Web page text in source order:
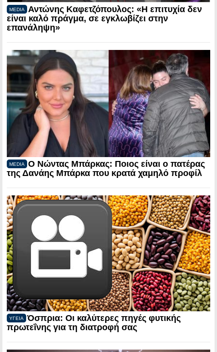
MEDIA
Αντώνης Καφετζόπουλος: «Η επιτυχία δεν
είναι καλό πράγμα, σε εγκλωβίζει στην
επανάληψη»
MEDIA
Ο Νώντας Μπάρκας: Ποιος είναι ο πατέρας
της Δανάης Μπάρκα που κρατά χαμηλό προφίλ
ΥΓΕΙΑ
Όσπρια: Οι καλύτερες πηγές φυτικής
πρωτεΐνης για τη διατροφή σας